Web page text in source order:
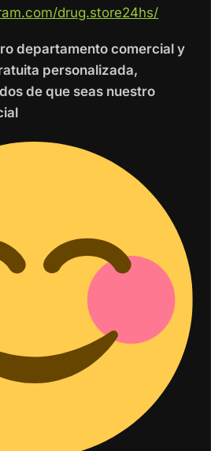
drug.store24hs/
departamento comercial y
personalizada,
de que seas nuestro